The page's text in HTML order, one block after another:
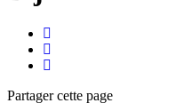
Partager cette page